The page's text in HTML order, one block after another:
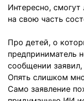
Интересно, смогут
на свою часть
Про детей, о
предприниматель
сообщении
Опять слишком
Само заявление